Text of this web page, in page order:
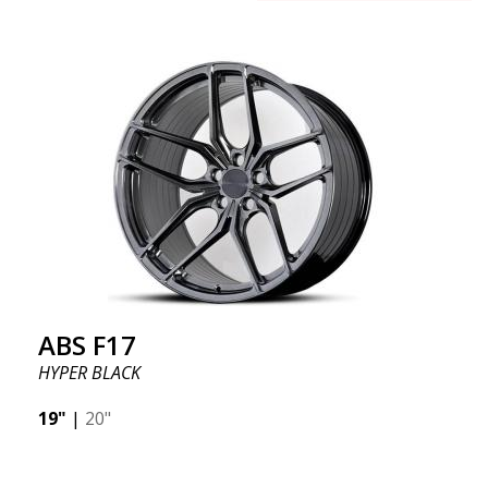
ABS F17
HYPER BLACK
19" | 20"